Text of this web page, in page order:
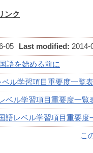
ンク
05 Last modified: 2014-
語を始める前に
ベル学習項目重要度一覧表
ベル学習項目重要度一覧
語レベル学習項目重要度
こ